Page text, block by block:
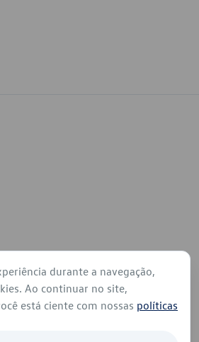
durante a navegação,
Ao continuar no site,
está ciente com nossas políticas